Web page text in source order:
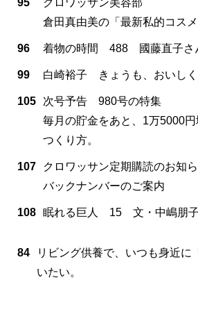
倉田真由美の「最新私的コス
96 着物の時間 488 國藤直子さ
99 白崎裕子 きょうも、おいし
105
次号予告 980号の特集
毎月の貯金をあと、1万5000
つくり方。
107
クロワッサン定期購読のお知
バックナンバーのご案内
108 眠れる巨人 15 文・中嶋朋子
84
リビング供養で、いつも身近に
いたい。